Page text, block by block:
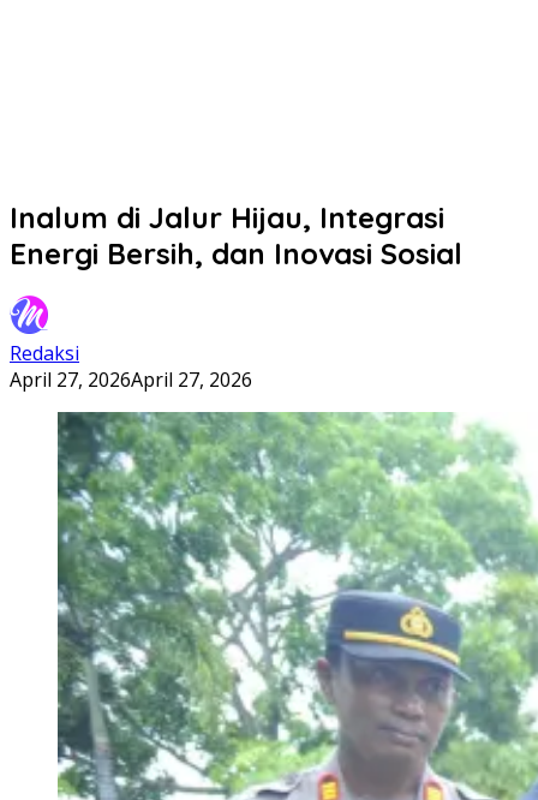
Inalum di Jalur Hijau, Integrasi
Energi Bersih, dan Inovasi Sosial
Redaksi
April 27, 2026April 27, 2026